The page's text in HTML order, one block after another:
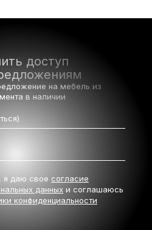
доступ
на мебель из
в наличии
я даю свое согласие
данных и соглашаюсь
конфиденциальности